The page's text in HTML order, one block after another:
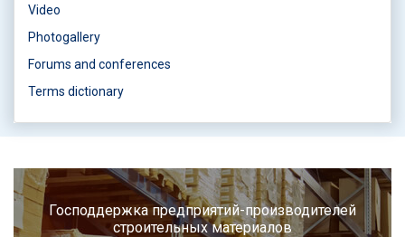
Video
Photogallery
Forums and conferences
Terms dictionary
Господдержка предприятий-производителей
строительных материалов